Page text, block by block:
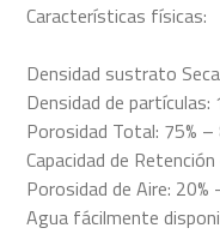
Características físicas:
Densidad sustrato
Densidad de
Porosidad Total: 75% –
Capacidad de
Porosidad de Aire: 20%
Agua fácilmente